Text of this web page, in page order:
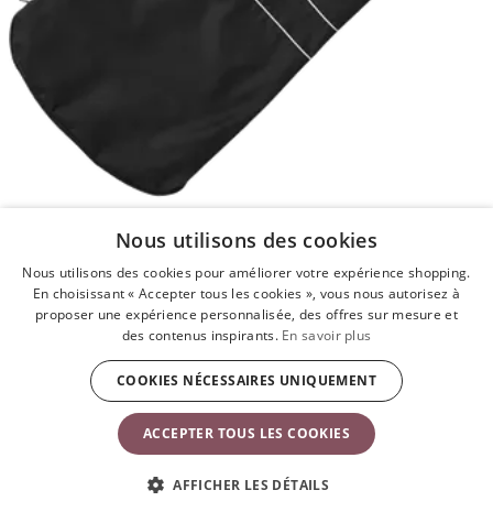
Sac de transport pour Transat
Noir
39,90 €
Nous utilisons des cookies
Nous utilisons des cookies pour améliorer votre expérience shopping.
En choisissant « Accepter tous les cookies », vous nous autorisez à
proposer une expérience personnalisée, des offres sur mesure et
des contenus inspirants. En savoir plus
ACCEPTER TOUS LES COOKIES
COOKIES NÉCESSAIRES UNIQUEMENT
AFFICHER LES DÉTAILS